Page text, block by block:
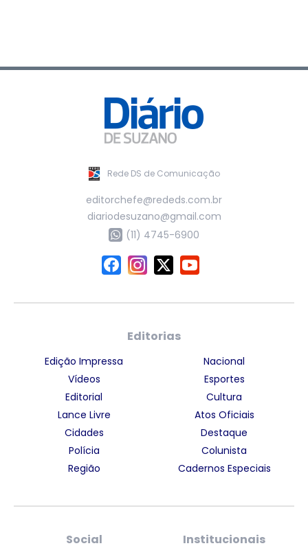
Rede DS de Comunicação
editorchefe@rededs.com.br
diariodesuzano@gmail.com
(11) 4745-6900
Editorias
Edição Impressa
Vídeos
Editorial
Lance Livre
Cidades
Polícia
Região
Nacional
Esportes
Cultura
Atos Oficiais
Destaque
Colunista
Cadernos Especiais
Social Institucionais